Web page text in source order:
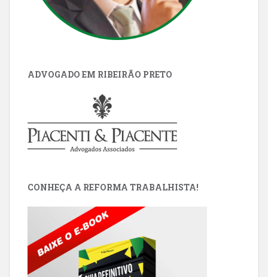
ADVOGADO EM RIBEIRÃO PRETO
CONHEÇA A REFORMA TRABALHISTA!